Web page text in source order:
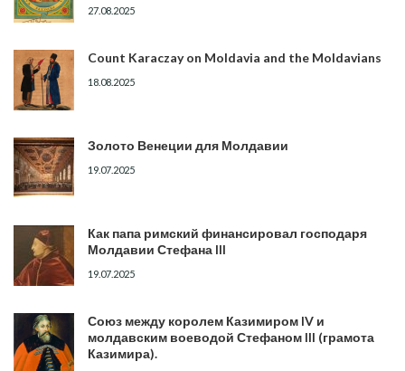
27.08.2025
Count Karaczay on Moldavia and the Moldavians
18.08.2025
Золото Венеции для Молдавии
19.07.2025
Как папа римский финансировал господаря
Молдавии Стефана III
19.07.2025
Союз между королем Казимиром IV и
молдавским воеводой Стефаном III (грамота
Казимира).